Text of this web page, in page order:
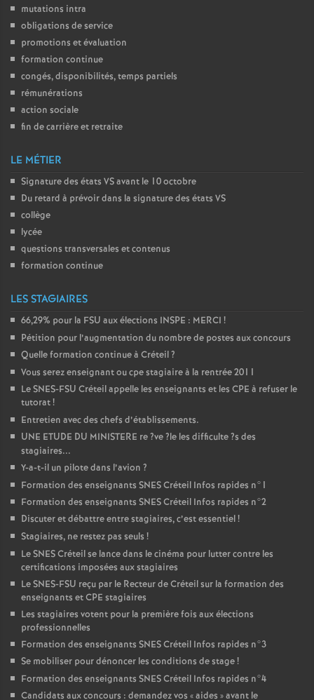
mutations intra
obligations de service
promotions et évaluation
formation continue
congés, disponibilités, temps partiels
rémunérations
action sociale
fin de carrière et retraite
LE MÉTIER
Signature des états VSavant le 10 octobre
Du retard à prévoir dans la signature des états VS
collège
lycée
questions transversales et contenus
formation continue
LES STAGIAIRES
66,29% pour la FSU aux élections INSPE : MERCI !
Pétition pour l’augmentation du nombre de postes aux concours
Quelle formation continue à Créteil?
Vous serez enseignant ou cpe stagiaire à la rentrée 2011
LeSNES-FSU Créteil appelle les enseignants et les CPE à refuser le
tutorat!
Entretien avec des chefs d’établissements.
UNE ETUDE DU MINISTERE re?ve?le les difficulte?s des
stagiaires...
Y-a-t-il un pilote dans l’avion ?
Formation des enseignants SNESCréteil Infos rapides n°1
Formation des enseignants SNESCréteil Infos rapides n°2
Discuter et débattre entre stagiaires, c’est essentiel!
Stagiaires, ne restez pas seuls !
LeSNESCréteil se lance dans le cinéma pour lutter contre les
certifications imposées aux stagiaires
LeSNES-FSU reçu par le Recteur de Créteil sur la formation des
enseignants etCPE stagiaires
Les stagiaires votent pour la première fois aux élections
professionnelles
Formation des enseignants SNESCréteil Infos rapides n°3
Se mobiliser pour dénoncer les conditions de stage!
Formation des enseignants SNESCréteil Infos rapides n°4
Candidats aux concours : demandez vos «aides » avant le